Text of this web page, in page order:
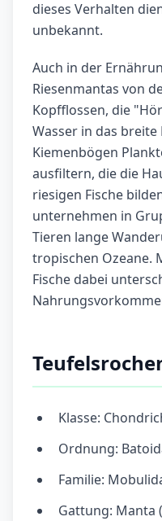
dieses Verhalten
unbekannt.
Auch in der
Riesenmantas von
Kopfflossen, die
Wasser in das
Kiemenbögen
ausfiltern, die die
riesigen Fische
unternehmen in
Tieren lange
tropischen Ozeane.
Fische dabei
Klasse:
Ordnung:
Familie:
Gattung: Manta